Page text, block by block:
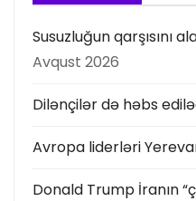
Susuzluğun qarşısını
Avqust 2026
Dilənçilər də həbs
Avropa liderləri
Donald Trump İranın